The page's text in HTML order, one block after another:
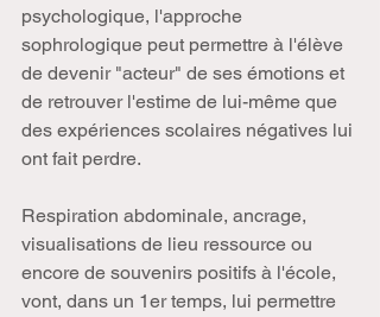
psychologique, l'approche
sophrologique peut permettre à l'élève
de devenir "acteur" de ses émotions et
de retrouver l'estime de lui-même que
des expériences scolaires négatives lui
ont fait perdre.
Respiration abdominale, ancrage,
visualisations de lieu ressource ou
encore de souvenirs positifs à l'école,
vont, dans un 1er temps, lui permettre